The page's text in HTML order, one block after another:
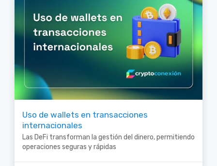
Uso de wallets en transacciones
internacionales
Las DeFi transforman la gestión del dinero, permitiendo
operaciones seguras y rápidas